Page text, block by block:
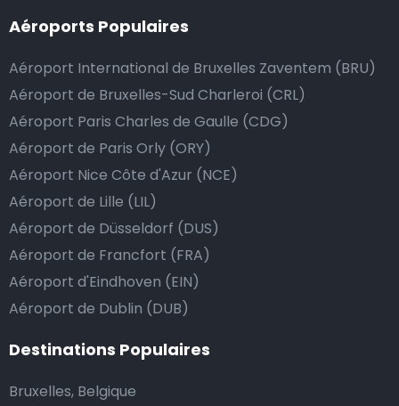
Aéroports Populaires
Aéroport International de Bruxelles Zaventem (BRU)
Aéroport de Bruxelles-Sud Charleroi (CRL)
Aéroport Paris Charles de Gaulle (CDG)
Aéroport de Paris Orly (ORY)
Aéroport Nice Côte d'Azur (NCE)
Aéroport de Lille (LIL)
Aéroport de Düsseldorf (DUS)
Aéroport de Francfort (FRA)
Aéroport d'Eindhoven (EIN)
Aéroport de Dublin (DUB)
Destinations Populaires
Bruxelles, Belgique